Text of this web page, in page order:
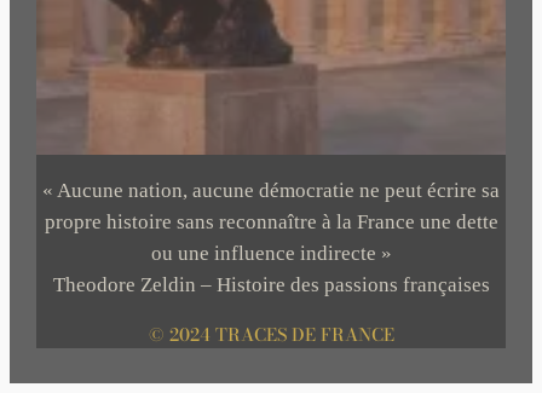
« Aucune nation, aucune démocratie ne peut écrire sa
propre histoire sans reconnaître à la France une dette
ou une influence indirecte »
Theodore Zeldin – Histoire des passions françaises
© 2024 TRACES DE FRANCE